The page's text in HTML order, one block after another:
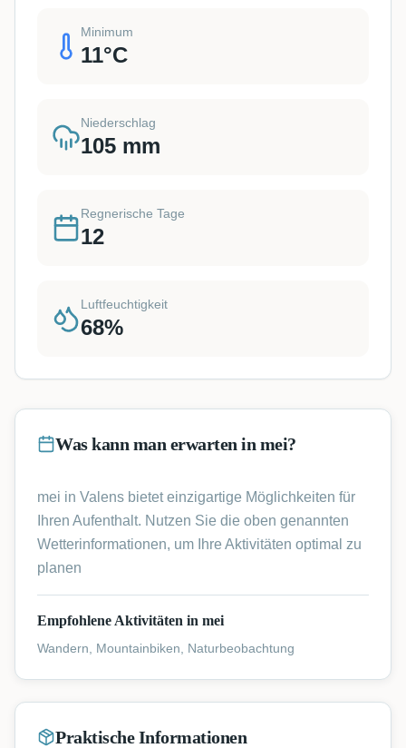
Minimum
11°C
Niederschlag
105 mm
Regnerische Tage
12
Luftfeuchtigkeit
68%
Was kann man erwarten in mei?
mei in Valens bietet einzigartige Möglichkeiten für
Ihren Aufenthalt. Nutzen Sie die oben genannten
Wetterinformationen, um Ihre Aktivitäten optimal zu
planen
Empfohlene Aktivitäten in mei
Wandern, Mountainbiken, Naturbeobachtung
Praktische Informationen